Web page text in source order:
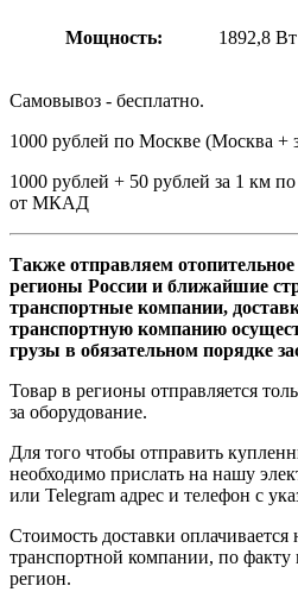
Мощность: 1892,8 Вт
Самовывоз - бесплатно.
1000 рублей по Москве (Москва
1000 рублей + 50 рублей за 1 км
от МКАД
Также отправляем отопительное
регионы России и ближайшие
транспортные компании,
транспортную компанию
грузы в обязательном порядке
Товар в регионы отправляется
за оборудование.
Для того чтобы отправить
необходимо прислать на нашу
или Telegram адрес и телефон с
Стоимость доставки оплачивается
транспортной компании, по факту
регион.